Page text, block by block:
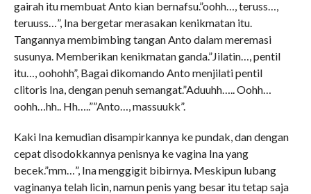
gairah itu membuat Anto kian bernafsu.”oohh…, teruss…,
teruuss…”, Ina bergetar merasakan kenikmatan itu.
Tangannya membimbing tangan Anto dalam meremasi
susunya. Memberikan kenikmatan ganda.”Jilatin…, pentil
itu…, oohohh”, Bagai dikomando Anto menjilati pentil
clitoris Ina, dengan penuh semangat.”Aduuhh….. Oohh…
oohh…hh.. Hh…..””Anto…, massuukk”.
Kaki Ina kemudian disampirkannya ke pundak, dan dengan
cepat disodokkannya penisnya ke vagina Ina yang
becek.”mm…”, Ina menggigit bibirnya. Meskipun lubang
vaginanya telah licin, namun penis yang besar itu tetap saja